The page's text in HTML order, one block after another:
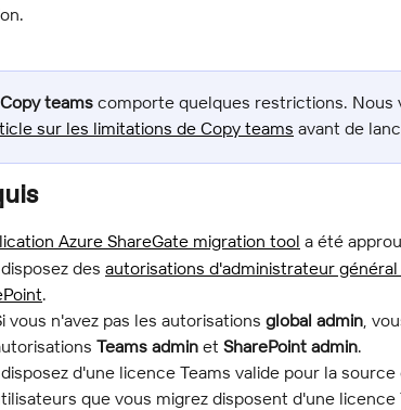
Copy teams comporte quelques restrictions. Nous
sur les limitations de Copy teams avant de
Azure ShareGate migration tool a été
des autorisations d'administrateur
.
vous n'avez pas les autorisations global admin ,
Teams admin et SharePoint admin.
d'une licence Teams valide pour la
que vous migrez disposent d'une licence